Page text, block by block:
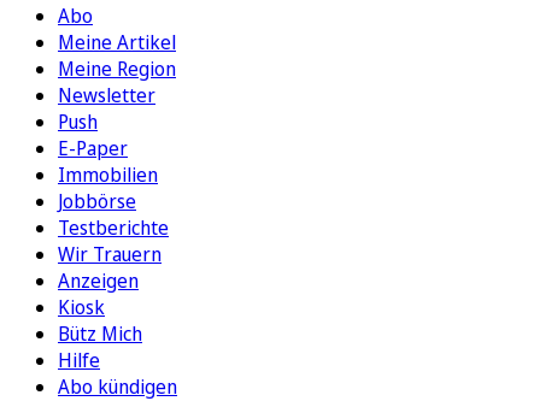
Abo
Meine Artikel
Meine Region
Newsletter
Push
E-Paper
Immobilien
Jobbörse
Testberichte
Wir Trauern
Anzeigen
Kiosk
Bütz Mich
Hilfe
Abo kündigen